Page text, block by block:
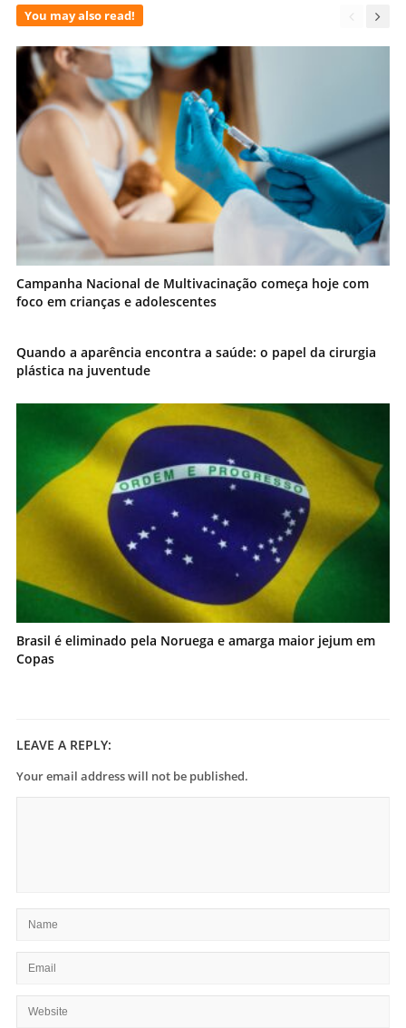
You may also read!
Campanha Nacional de Multivacinação começa hoje com
foco em crianças e adolescentes
Quando a aparência encontra a saúde: o papel da cirurgia
plástica na juventude
Brasil é eliminado pela Noruega e amarga maior jejum em
Copas
LEAVE A REPLY:
Your email address will not be published.